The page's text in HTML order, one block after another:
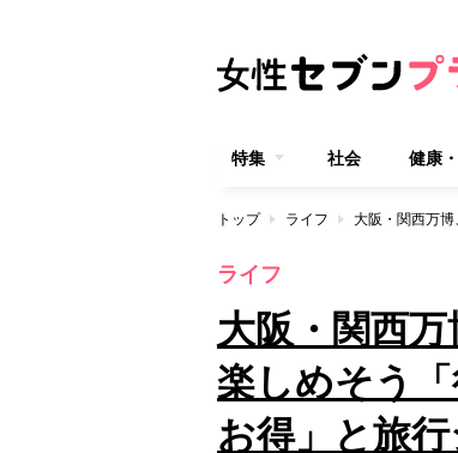
特集 社会 健康
トップ ライフ
ライフ
大阪・関西
楽しめそう
お得」と旅